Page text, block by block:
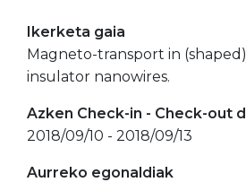
Ikerketa gaia
Magneto-transport in
insulator nanowires.
Azken Check-in - Check-out
2018/09/10 - 2018/09/13
Aurreko egonaldiak